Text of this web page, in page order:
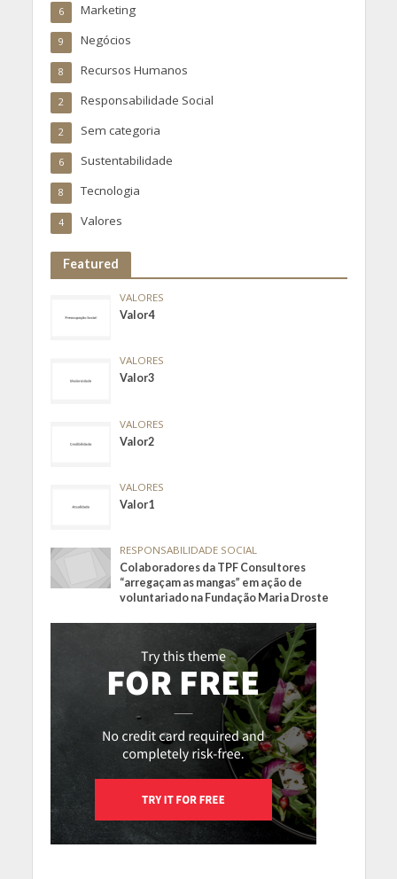
Marketing
6
Negócios
9
Recursos Humanos
8
Responsabilidade Social
2
Sem categoria
2
Sustentabilidade
6
Tecnologia
8
Valores
4
Featured
VALORES
Valor4
VALORES
Valor3
VALORES
Valor2
VALORES
Valor1
RESPONSABILIDADE SOCIAL
Colaboradores da TPF Consultores
“arregaçam as mangas” em ação de
voluntariado na Fundação Maria Droste